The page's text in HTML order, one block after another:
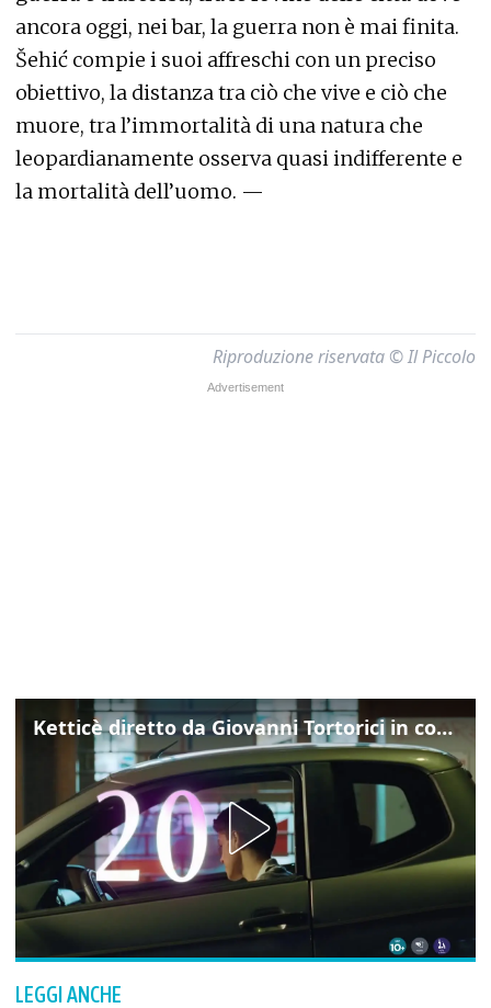
ancora oggi, nei bar, la guerra non è mai finita.
Šehić compie i suoi affreschi con un preciso
obiettivo, la distanza tra ciò che vive e ciò che
muore, tra l’immortalità di una natura che
leopardianamente osserva quasi indifferente e
la mortalità dell’uomo. —
Riproduzione riservata © Il Piccolo
Ketticè diretto da Giovanni Tortorici in concorso al Locarno Film Festival
LEGGI ANCHE